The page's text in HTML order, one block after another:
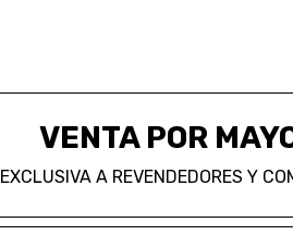
VENTA POR
EXCLUSIVA A REVENDEDORES Y